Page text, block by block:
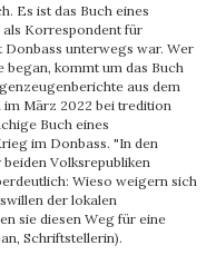
Es ist das Buch eines
als Korrespondent für
unterwegs war. Wer
kommt um das Buch
aus dem
März 2022 bei tredition
Buch eines
im Donbass. "In den
Volksrepubliken
Wieso weigern sich
der lokalen
sie diesen Weg für eine
Schriftstellerin).